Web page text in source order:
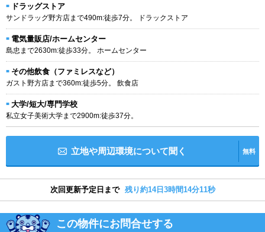
ドラッグストア
サンドラッグ野方店まで490m:徒歩7分。 ドラックストア
電気量販店/ホームセンター
島忠まで2630m:徒歩33分。 ホームセンター
その他飲食（ファミレスなど）
ガスト野方店まで360m:徒歩5分。 飲食店
大学/短大/専門学校
私立女子美術大学まで2900m:徒歩37分。
立地や周辺環境について聞く 無料
次回更新予定日まで 残り約14日3時間14分10秒
この物件にお問合せする